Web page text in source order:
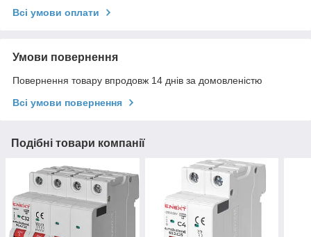
Всі умови оплати
Умови повернення
Повернення товару впродовж 14 днів за домовленістю
Всі умови повернення
Подібні товари компанії